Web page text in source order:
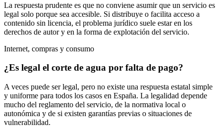
La respuesta prudente es que no conviene asumir que un servicio es
legal solo porque sea accesible. Si distribuye o facilita acceso a
contenido sin licencia, el problema jurídico suele estar en los
derechos de autor y en la forma de explotación del servicio.
Internet, compras y consumo
¿Es legal el corte de agua por falta de pago?
A veces puede ser legal, pero no existe una respuesta estatal simple
y uniforme para todos los casos en España. La legalidad depende
mucho del reglamento del servicio, de la normativa local o
autonómica y de si existen garantías previas o situaciones de
vulnerabilidad.